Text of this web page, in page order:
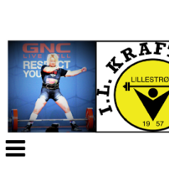
Veksle
navigasjon